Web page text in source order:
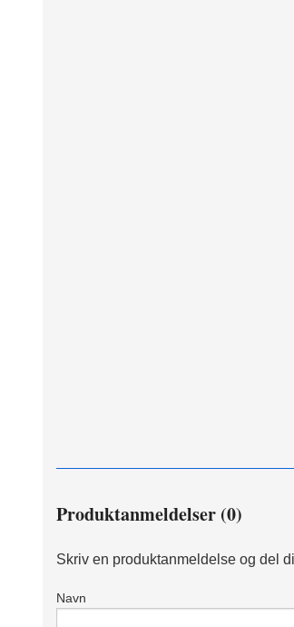
Produktanmeldelser (0)
Skriv en produktanmeldelse og del
Navn